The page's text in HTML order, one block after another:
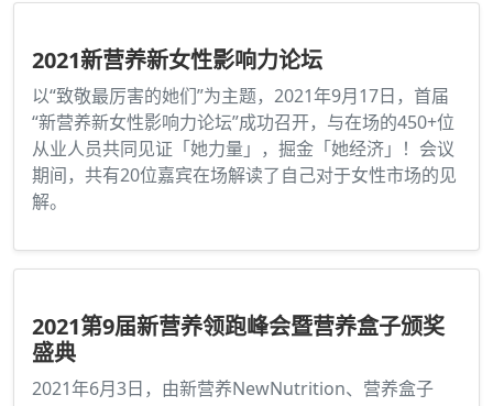
2021新营养新女性影响力论坛
以“致敬最厉害的她们”为主题，2021年9月17日，首届
“新营养新女性影响力论坛”成功召开，与在场的450+位
从业人员共同见证「她力量」，掘金「她经济」！会议
期间，共有20位嘉宾在场解读了自己对于女性市场的见
解。
2021第9届新营养领跑峰会暨营养盒子颁奖
盛典
2021年6月3日，由新营养NewNutrition、营养盒子